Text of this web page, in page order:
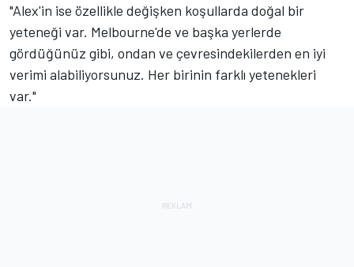
"Alex'in ise özellikle değişken koşullarda doğal bir
yeteneği var. Melbourne'de ve başka yerlerde
gördüğünüz gibi, ondan ve çevresindekilerden en iyi
verimi alabiliyorsunuz. Her birinin farklı yetenekleri
var."